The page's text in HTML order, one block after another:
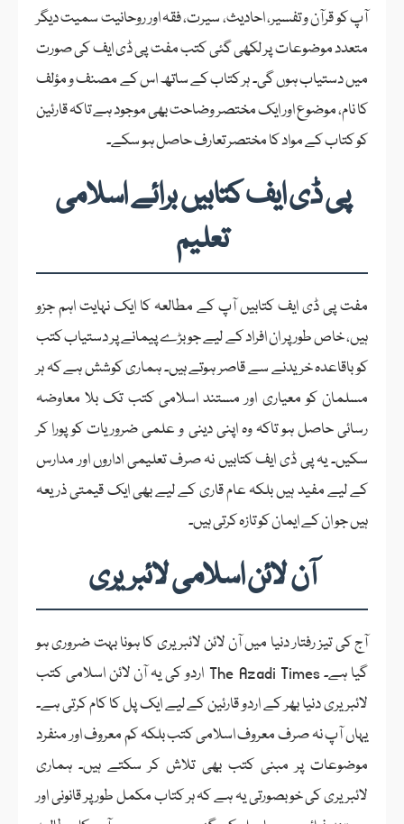
آپ کو قرآن و تفسیر، احادیث، سیرت، فقہ اور روحانیت سمیت دیگر
متعدد موضوعات پر لکھی گئی کتب مفت پی ڈی ایف کی صورت
میں دستیاب ہوں گی۔ ہر کتاب کے ساتھ اس کے مصنف و مؤلف
کا نام، موضوع اور ایک مختصر وضاحت بھی موجود ہے تاکہ قارئین
کو کتاب کے مواد کا مختصر تعارف حاصل ہو سکے۔
پی ڈی ایف کتابیں برائے اسلامی
تعلیم
مفت پی ڈی ایف کتابیں آپ کے مطالعہ کا ایک نہایت اہم جزو
ہیں، خاص طور پر ان افراد کے لیے جو بڑے پیمانے پر دستیاب کتب
کو باقاعدہ خریدنے سے قاصر ہوتے ہیں۔ ہماری کوشش ہے کہ ہر
مسلمان کو معیاری اور مستند اسلامی کتب تک بلا معاوضہ
رسائی حاصل ہو تاکہ وہ اپنی دینی و علمی ضروریات کو پورا کر
سکیں۔ یہ پی ڈی ایف کتابیں نہ صرف تعلیمی اداروں اور مدارس
کے لیے مفید ہیں بلکہ عام قاری کے لیے بھی ایک قیمتی ذریعہ
ہیں جو ان کے ایمان کو تازہ کرتی ہیں۔
آن لائن اسلامی لائبریری
آج کی تیز رفتار دنیا میں آن لائن لائبریری کا ہونا بہت ضروری ہو
گیا ہے۔ The Azadi Times اردو کی یہ آن لائن اسلامی کتب
لائبریری دنیا بھر کے اردو قارئین کے لیے ایک پل کا کام کرتی ہے۔
یہاں آپ نہ صرف معروف اسلامی کتب بلکہ کم معروف اور منفرد
موضوعات پر مبنی کتب بھی تلاش کر سکتے ہیں۔ ہماری
لائبریری کی خوبصورتی یہ ہے کہ ہر کتاب مکمل طور پر قانونی اور